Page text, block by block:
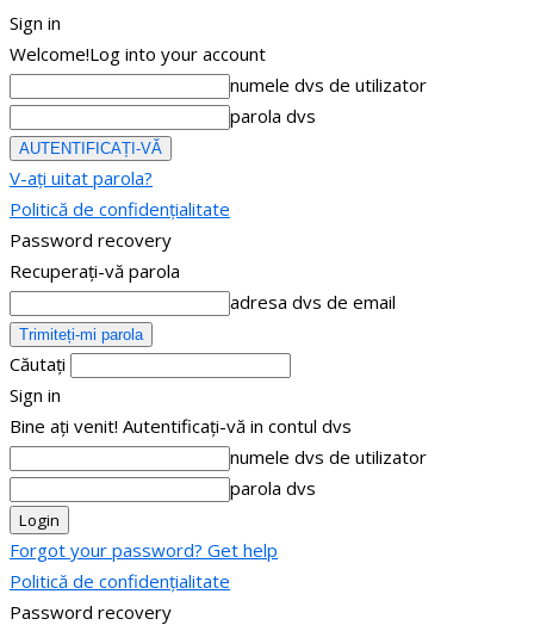
Sign in
Welcome!Log into your account
numele dvs de utilizator
parola dvs
V-ați uitat parola?
Politică de confidențialitate
Password recovery
Recuperați-vă parola
adresa dvs de email
Căutați
Sign in
Bine ați venit! Autentificați-vă in contul dvs
numele dvs de utilizator
parola dvs
Forgot your password? Get help
Politică de confidențialitate
Password recovery